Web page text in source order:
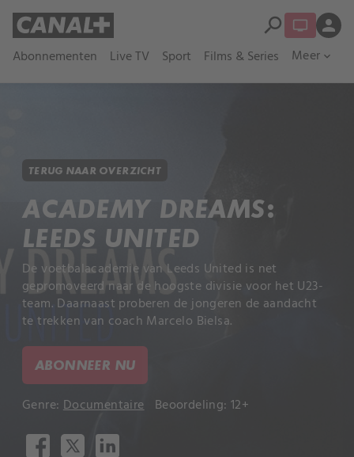
Abonnementen Live TV Sport Films & Series Meer expand_more
search person
TERUG NAAR OVERZICHT
ACADEMY DREAMS:
LEEDS UNITED
De voetbalacademie van Leeds United is net
gepromoveerd naar de hoogste divisie voor het U23-
team. Daarnaast proberen de jongeren de aandacht
te trekken van coach Marcelo Bielsa.
ABONNEER NU
Genre: Documentaire Beoordeling: 12+